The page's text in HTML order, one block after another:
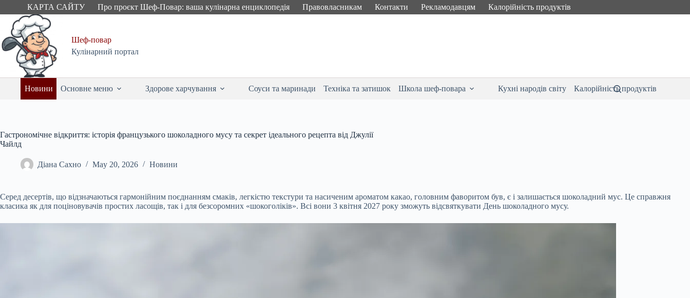
to
content
КАРТА САЙТУ Про проєкт Шеф-Повар: ваша кулінарна енциклопедія Правовласникам Контакти Рекламодавцям Калорійність продуктів
Шеф-повар
Кулінарний портал
Новини Основне меню Здорове харчування Соуси та маринади Техніка та затишок Школа шеф-повара Кухні народів світу Калорійність продуктів
Гастрономічне відкриття: історія французького шоколадного мусу та секрет ідеального рецепта від Джулії
Чайлд
Діана Сахно May 20, 2026 Новини
Серед десертів, що відзначаються гармонійним поєднанням смаків, легкістю текстури та насиченим ароматом какао, головним фаворитом був, є і залишається шоколадний мус. Це справжня
класика як для поціновувачів простих ласощів, так і для безсоромних «шокоголіків». Всі вони 3 квітня 2027 року зможуть відсвяткувати День шоколадного мусу.